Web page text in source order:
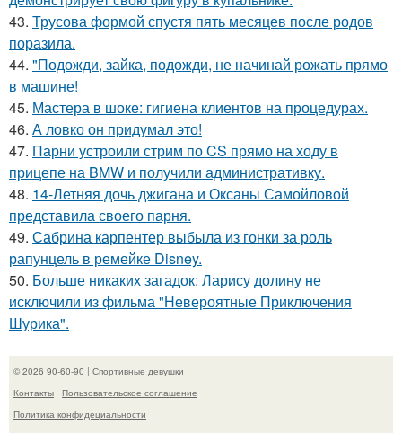
43. Трусова формой спустя пять месяцев после родов
поразила.
44. "Подожди, зайка, подожди, не начинай рожать прямо
в машине!
45. Мастера в шоке: гигиена клиентов на процедурах.
46. А ловко он придумал это!
47. Парни устроили стрим по CS прямо на ходу в
прицепе на BMW и получили административку.
48. 14-Летняя дочь джигана и Оксаны Самойловой
представила своего парня.
49. Сабрина карпентер выбыла из гонки за роль
рапунцель в ремейке Disney.
50. Больше никаких загадок: Ларису долину не
исключили из фильма "Невероятные Приключения
Шурика".
© 2026 90-60-90 | Спортивные девушки
Контакты
Пользовательское соглашение
Политика конфидециальности